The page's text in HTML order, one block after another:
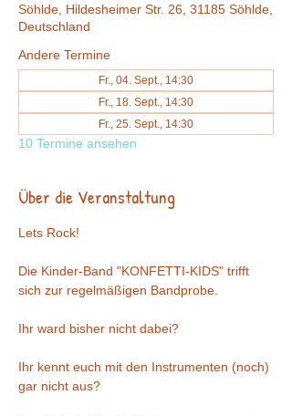
Söhlde, Hildesheimer Str. 26, 31185 Söhlde,
Deutschland
Andere Termine
Fr., 04. Sept., 14:30
Fr., 18. Sept., 14:30
Fr., 25. Sept., 14:30
10 Termine ansehen
Über die Veranstaltung
Lets Rock!
Die Kinder-Band "KONFETTI-KIDS" trifft
sich zur regelmäßigen Bandprobe.
Ihr ward bisher nicht dabei?
Ihr kennt euch mit den Instrumenten (noch)
gar nicht aus?